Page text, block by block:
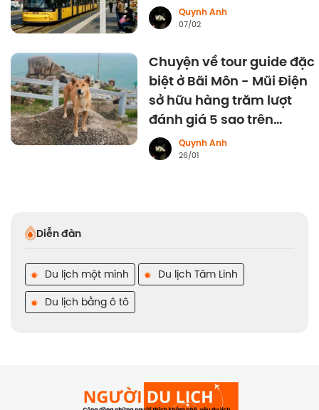
Quynh Anh
07/02
Chuyện về tour guide đặc
biệt ở Bãi Môn - Mũi Điện
sở hữu hàng trăm lượt
đánh giá 5 sao trên
GoogleQuynh Anh
26/01
Diễn đàn
Du lịch một mình
Du lịch Tâm Linh
Du lịch bằng ô tô